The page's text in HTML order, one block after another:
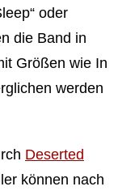
oder
die Band in
Größen wie In
werden
Deserted
können nach